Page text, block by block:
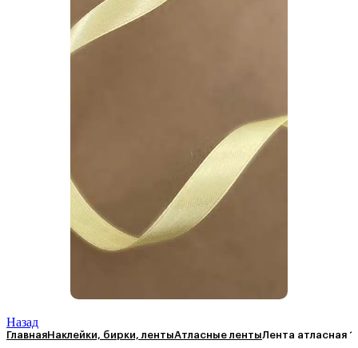
Назад
ГлавнаяНаклейки, бирки, лентыАтласные лентыЛента атласная